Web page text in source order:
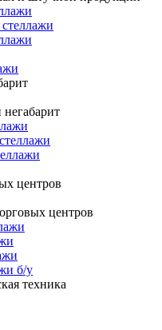
центров
центров
б/у
техника